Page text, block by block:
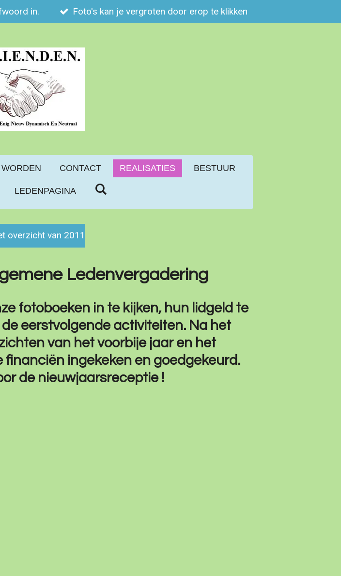
in. Foto's kan je vergroten door erop te klikken
CONTACT REALISATIES BESTUUR
LEDENPAGINA
overzicht van 2011
Ledenvergadering
fotoboeken in te kijken, hun lidgeld te
eerstvolgende activiteiten. Na het
van het voorbije jaar en het
ingekeken en goedgekeurd.
de nieuwjaarsreceptie !